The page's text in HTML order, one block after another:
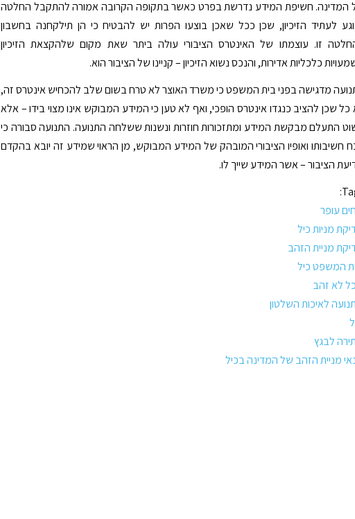
המדינה. חשיפת המידע נדרשת בפרט כאשר בתקופה הקרובה אמורה להתקבל החלטה
לעתיד הזיכיון, שכן ככל שאכן בוצעו הפרות יש להבטיח כי הן תילקחנה בחשבון
זו. עוצמתו של האינטרס הציבורי עולה ביתר שאת מקום שלהקצאת הזיכיון
כלכליות אדירות, והנכס נשוא הזיכיון – קניינו של הציבור הוא.
מדגישה בפני בית המשפט כי משרד האוצר לא טרח בשום שלב להכחיש אינטרס זה,
כל שכן להציב כנגדו אינטרס הופכי, ואף לא טען כי המידע המבוקש אינו מצוי בידו – אלא
התעלם מבקשת המידע ומתזכורות חוזרות ונשנות ששלחה התנועה. התנועה סבורה כי
חשיבותו ואופיו הציבורי המובהק של המידע המבוקש, מן הראוי שמידע זה יובא בהקדם
הציבור – אשר המידע שייך לו.
עופר
מניות כיל
מניית הזהב
המשפט כיל
לא זהב
לאיכות השלטון
לבגץ
מניית הזהב של המדינה בכיל